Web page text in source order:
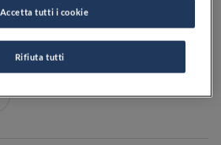
Rifiuta tutti
Accetta tutti i cookie